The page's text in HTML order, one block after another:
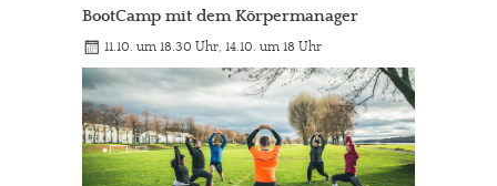
BootCamp mit dem Körpermanager
11.10. um 18.30 Uhr, 14.10. um 18 Uhr